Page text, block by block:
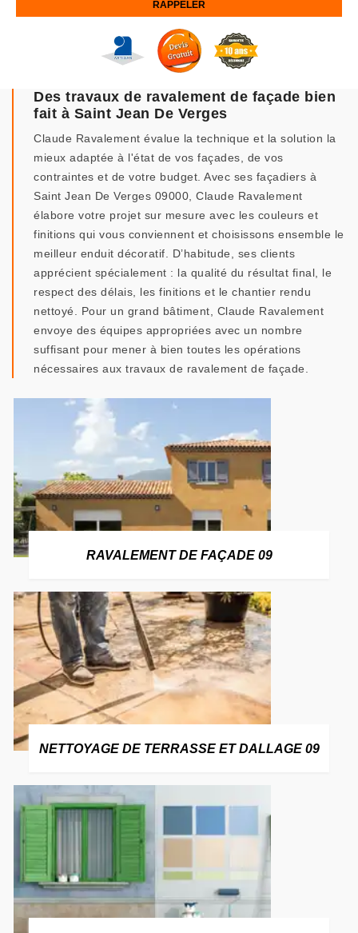
Des travaux de ravalement de façade bien
fait à Saint Jean De Verges
Claude Ravalement évalue la technique et la solution la
mieux adaptée à l'état de vos façades, de vos
contraintes et de votre budget. Avec ses façadiers à
Saint Jean De Verges 09000, Claude Ravalement
élabore votre projet sur mesure avec les couleurs et
finitions qui vous conviennent et choisissons ensemble le
meilleur enduit décoratif. D’habitude, ses clients
apprécient spécialement : la qualité du résultat final, le
respect des délais, les finitions et le chantier rendu
nettoyé. Pour un grand bâtiment, Claude Ravalement
envoye des équipes appropriées avec un nombre
suffisant pour mener à bien toutes les opérations
nécessaires aux travaux de ravalement de façade.
RAVALEMENT DE FAÇADE 09
NETTOYAGE DE TERRASSE ET DALLAGE 09